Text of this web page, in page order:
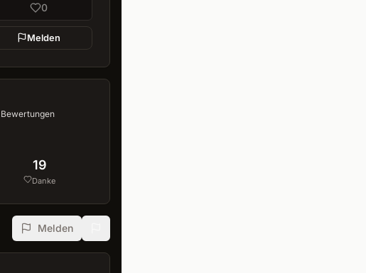
0
Melden
Bewertungen
19
Danke
Melden